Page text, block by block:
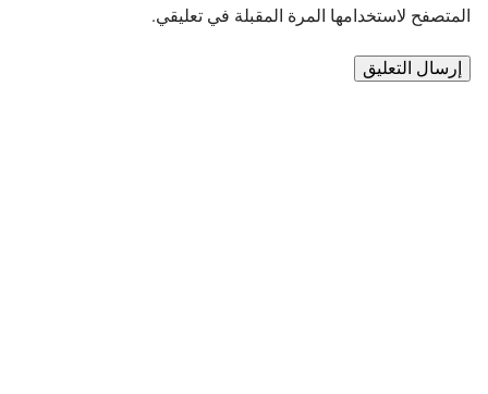
المتصفح لاستخدامها المرة المقبلة في تعليقي.